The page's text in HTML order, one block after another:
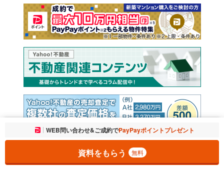
お気に入りに追加しました。 一覧を開く
WEB問い合わせ&ご成約でPayPayポイントプレゼント
資料をもらう 無料